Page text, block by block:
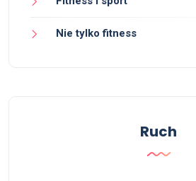
Nie tylko fitness
Ruch